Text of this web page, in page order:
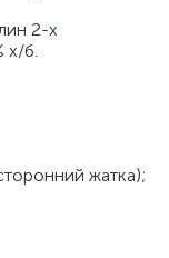
2-х
х/б.
жатка);